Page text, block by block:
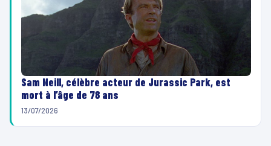
Sam Neill, célèbre acteur de Jurassic Park, est
mort à l’âge de 78 ans
13/07/2026